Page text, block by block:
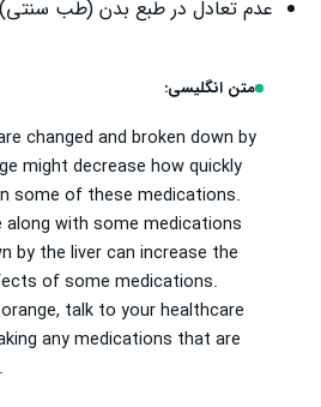
عدم تعادل در طبع بدن (طب سنتی)
متن انگلیسی:
changed and broken down by
might decrease how quickly
some of these medications.
along with some medications
by the liver can increase the
of some medications.
talk to your healthcare
any medications that are